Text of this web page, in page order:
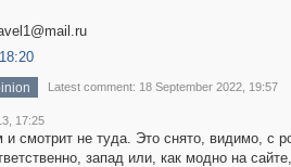
Latest comment: 18 September 2022, 19:57
17:25
и смотрит не туда. Это снято, видимо, с
запад или, как модно на